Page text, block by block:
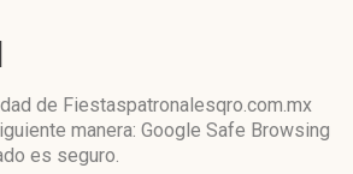
de Fiestaspatronalesqro.com.mx
manera: Google Safe Browsing
es seguro.